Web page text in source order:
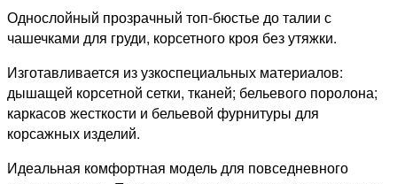
Однослойный прозрачный топ-бюстье до талии с
чашечками для груди, корсетного кроя без утяжки.
Изготавливается из узкоспециальных материалов:
дышащей корсетной сетки, тканей; бельевого поролона;
каркасов жесткости и бельевой фурнитуры для
корсажных изделий.
Идеальная комфортная модель для повседневного